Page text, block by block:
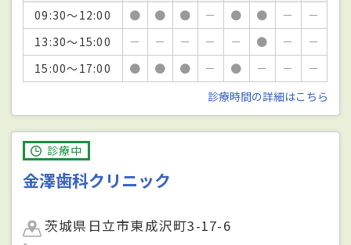
09:30～12:00
● ● ● － ● ● －
－
13:30～15:00
－ － － － － ● －
－
15:00～17:00
● ● ● － ● － －
－
診療時間の詳細はこちら
診療中
金澤歯科クリニック
茨城県日立市東成沢町3-17-6